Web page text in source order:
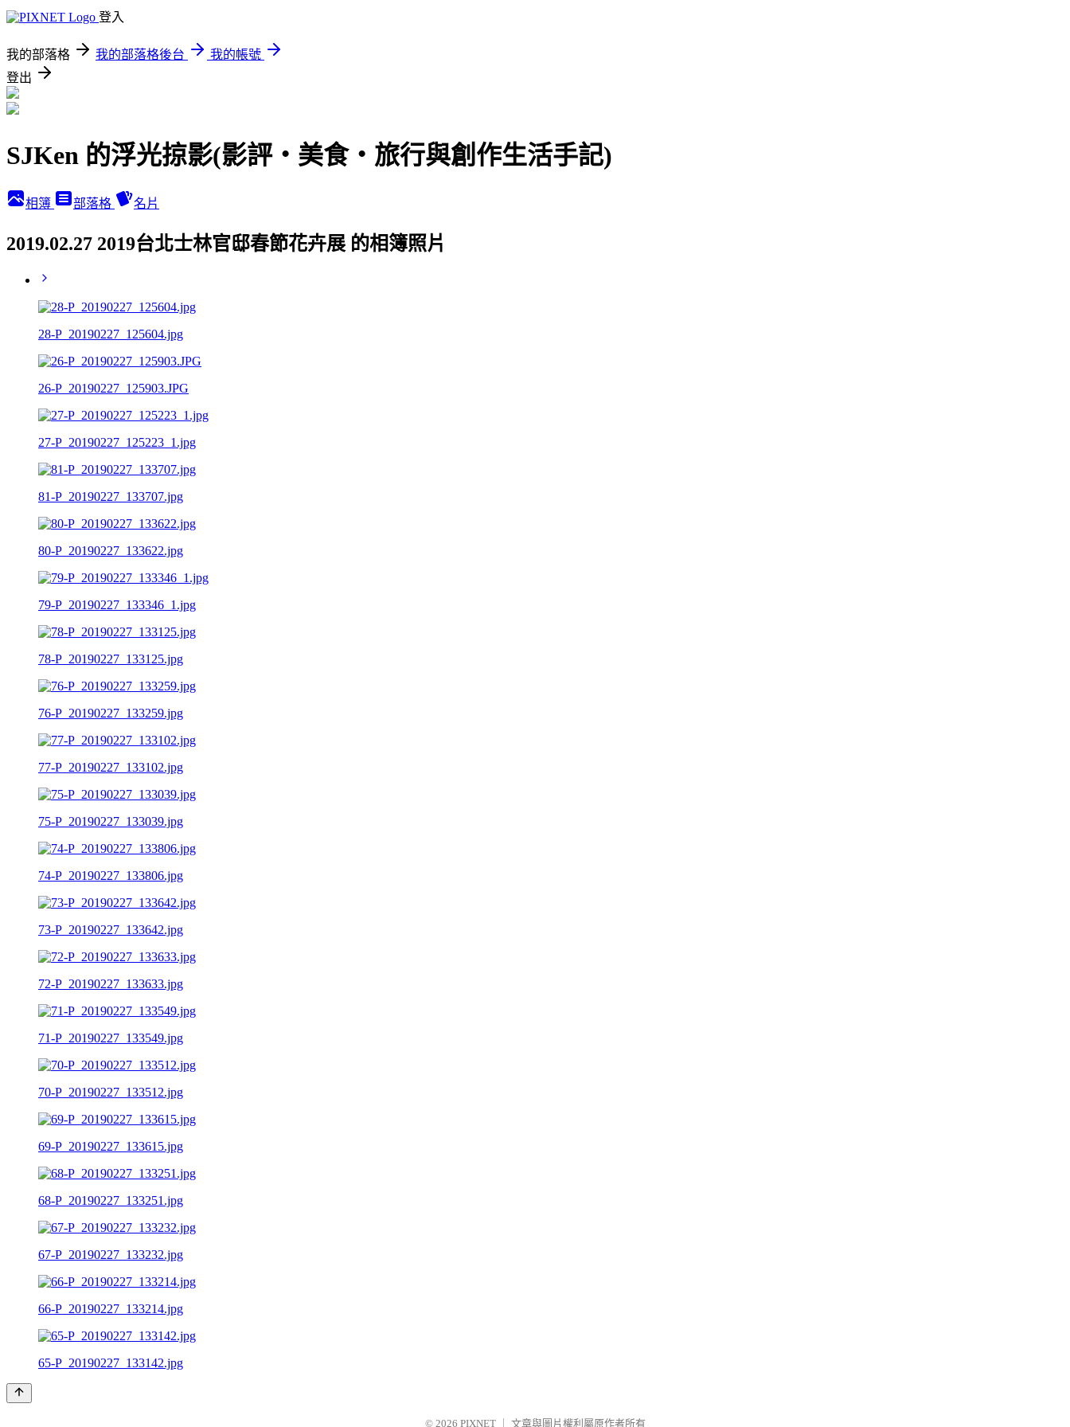
登入
我的部落格 我的部落格後台
我的帳號
登出
SJKen 的浮光掠影(影評‧美食‧旅行與創作生活手記)
相簿 部落格 名片
2019.02.27 2019台北士林官邸春節花卉展 的相簿照片
28-P_20190227_125604.jpg
26-P_20190227_125903.JPG
27-P_20190227_125223_1.jpg
81-P_20190227_133707.jpg
80-P_20190227_133622.jpg
79-P_20190227_133346_1.jpg
78-P_20190227_133125.jpg
76-P_20190227_133259.jpg
77-P_20190227_133102.jpg
75-P_20190227_133039.jpg
74-P_20190227_133806.jpg
73-P_20190227_133642.jpg
72-P_20190227_133633.jpg
71-P_20190227_133549.jpg
70-P_20190227_133512.jpg
69-P_20190227_133615.jpg
68-P_20190227_133251.jpg
67-P_20190227_133232.jpg
66-P_20190227_133214.jpg
65-P_20190227_133142.jpg
© 2026 PIXNET 文章與圖片權利屬原作者所有